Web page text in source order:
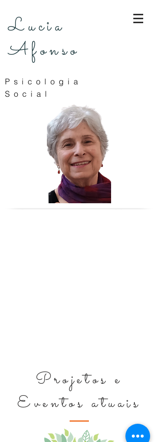
Lucia
Afonso
Psicologia
Social
Projetos e
Eventos atuais